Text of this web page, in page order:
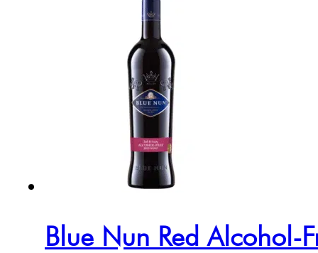
Blue Nun Red Alcohol-